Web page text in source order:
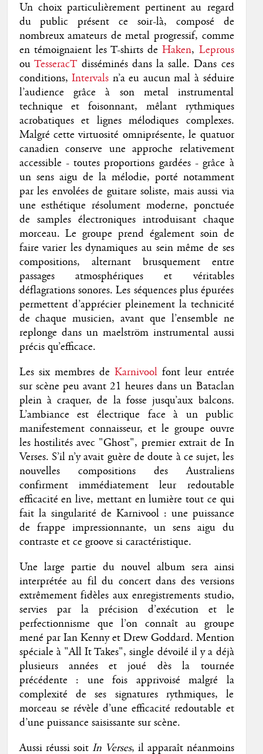
Un choix particulièrement pertinent au regard
du public présent ce soir-là, composé de
nombreux amateurs de metal progressif, comme
en témoignaient les T-shirts deHaken, Leprous
ou TesseracTdisséminés dans la salle. Dans ces
conditions,Intervals n’a eu aucun mal à séduire
l’audience grâce à son metal instrumental
technique et foisonnant, mêlant rythmiques
acrobatiques et lignes mélodiques complexes.
Malgré cette virtuosité omniprésente, le quatuor
canadien conserve une approche relativement
accessible - toutes proportions gardées - grâce à
un sens aigu de la mélodie, porté notamment
par les envolées de guitare soliste, mais aussi via
une esthétique résolument moderne, ponctuée
de samples électroniques introduisant chaque
morceau. Le groupe prend également soin de
faire varier les dynamiques au sein même de ses
compositions, alternant brusquement entre
passages atmosphériques et véritables
déflagrations sonores. Les séquences plus épurées
permettent d’apprécier pleinement la technicité
de chaque musicien, avant que l’ensemble ne
replonge dans un maelström instrumental aussi
précis qu’efficace.
Les six membres deKarnivool font leur entrée
sur scène peu avant 21 heures dans un Bataclan
plein à craquer, de la fosse jusqu’aux balcons.
L’ambiance est électrique face à un public
manifestement connaisseur, et le groupe ouvre
les hostilités avec "Ghost", premier extrait de In
Verses. S’il n’y avait guère de doute à ce sujet, les
nouvelles compositions des Australiens
confirment immédiatement leur redoutable
efficacité en live, mettant en lumière tout ce qui
fait la singularité de Karnivool : une puissance
de frappe impressionnante, un sens aigu du
contraste et ce groove si caractéristique.
Une large partie du nouvel album sera ainsi
interprétée au fil du concert dans des versions
extrêmement fidèles aux enregistrements studio,
servies par la précision d’exécution et le
perfectionnisme que l’on connaît au groupe
mené par Ian Kenny et Drew Goddard. Mention
spéciale à "All It Takes", single dévoilé il y a déjà
plusieurs années et joué dès la tournée
précédente : une fois apprivoisé malgré la
complexité de ses signatures rythmiques, le
morceau se révèle d’une efficacité redoutable et
d’une puissance saisissante sur scène.
Aussi réussi soit In Verses, il apparaît néanmoins